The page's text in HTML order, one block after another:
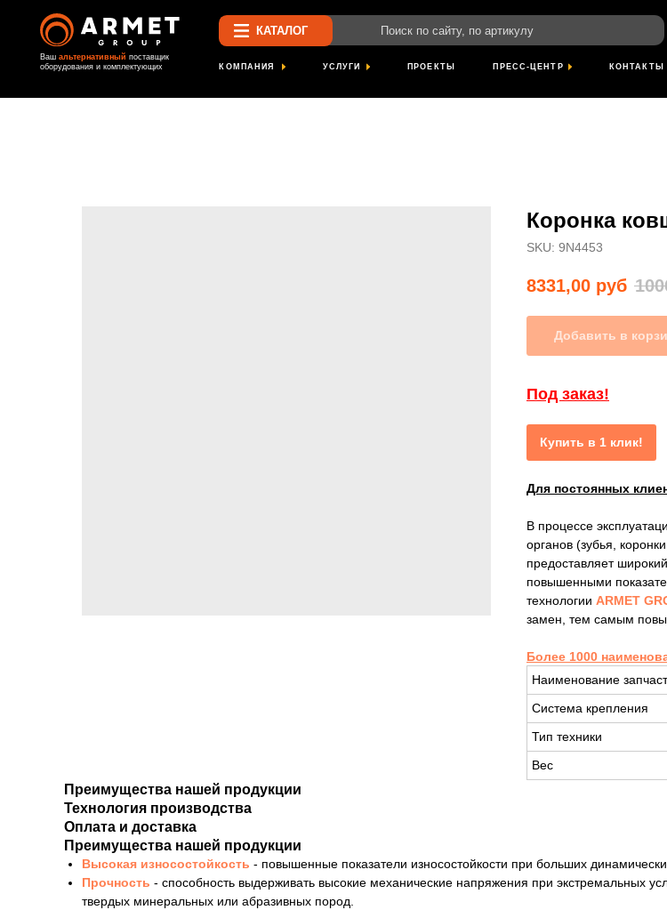
поставщик
оборудования и комплектующих
Поиск по сайту, по артикулу
КАТАЛОГ
Коронка
SKU: 9N4453
8331,00 руб
Добавить в
Под заказ!
Купить в 1 клик!
Для постоянных
В процессе
органов (зубья,
предоставляет
повышенными
технологии ARMET
замен, тем самым
Более 1000
Наименование
Система крепления
Тип техники
Вес
Преимущества нашей продукции
Технология производства
Оплата и доставка
Преимущества нашей продукции
Высокая износостойкость - повышенные показатели износостойкости при больших
Прочность - способность выдерживать высокие механические напряжения при экстремальных
твердых минеральных или абразивных пород.